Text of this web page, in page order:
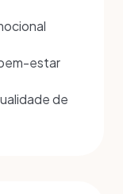
estar
de